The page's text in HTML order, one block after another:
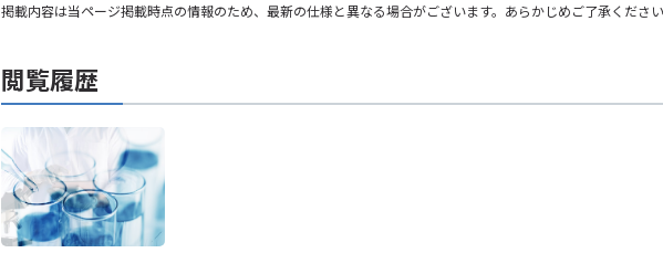
掲載内容は当ページ掲載時点の情報のため、最新の仕様と異なる場合がございます。あらかじめご了承くださ
閲覧履歴